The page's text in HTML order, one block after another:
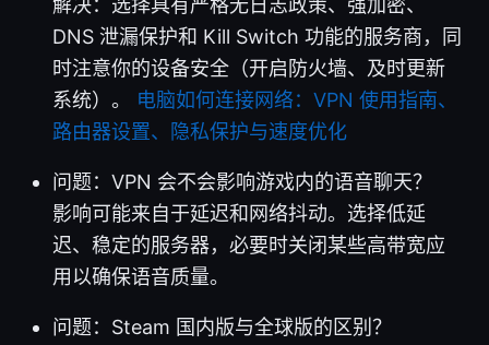
解决：选择具有严格无日志政策、强加密、
DNS 泄漏保护和 Kill Switch 功能的服务商，同
时注意你的设备安全（开启防火墙、及时更新
系统）。 电脑如何连接网络：VPN 使用指南、
路由器设置、隐私保护与速度优化
问题：VPN 会不会影响游戏内的语音聊天？
影响可能来自于延迟和网络抖动。选择低延
迟、稳定的服务器，必要时关闭某些高带宽应
用以确保语音质量。
问题：Steam 国内版与全球版的区别？